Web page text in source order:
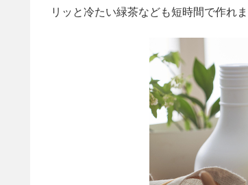
リッと冷たい緑茶なども短時間で作れま